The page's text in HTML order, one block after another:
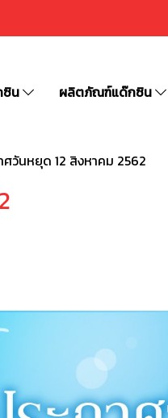
ซิน ผลิตภัณฑ์แด๊กซิน
ศวันหยุด 12 สิงหาคม 2562